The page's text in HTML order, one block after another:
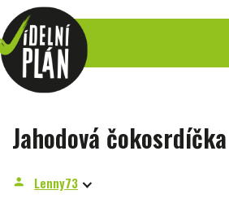
Jahodová čokosrdíčka
person Lenny73